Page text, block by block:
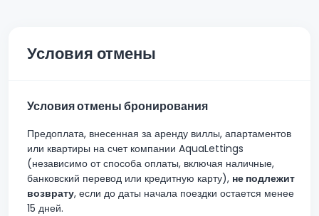
Условия отмены
Условия отмены бронирования
Предоплата, внесенная за аренду виллы, апартаментов
или квартиры на счет компании AquaLettings
(независимо от способа оплаты, включая наличные,
банковский перевод или кредитную карту), не подлежит
возврату, если до даты начала поездки остается менее
15 дней.